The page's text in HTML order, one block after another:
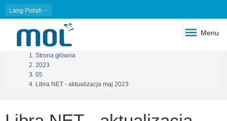
Lang Polish
Menu
Ścieżka
nawigacyjna
Strona główna
2023
05
Libra NET - aktualizacja maj 2023